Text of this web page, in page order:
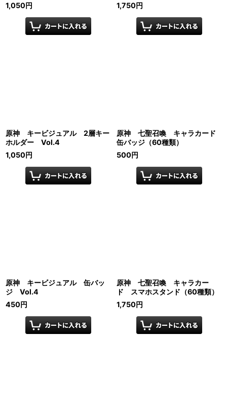
1,050円
1,750円
原神 キービジュアル 2層キー
ホルダー Vol.4
1,050円
原神 七聖召喚 キャラカード
缶バッジ（60種類）
500円
原神 キービジュアル 缶バッ
ジ Vol.4
450円
原神 七聖召喚 キャラカー
ド スマホスタンド（60種類）
1,750円